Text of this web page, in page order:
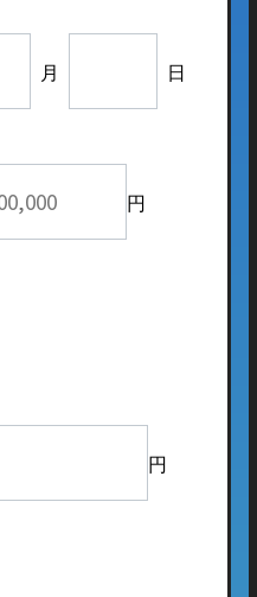
月 日
円
円